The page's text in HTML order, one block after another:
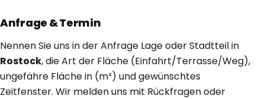
Anfrage & Termin
Nennen Sie uns in der Anfrage Lage oder Stadtteil in
Rostock, die Art der Fläche (Einfahrt/Terrasse/Weg),
ungefähre Fläche in (m²) und gewünschtes
Zeitfenster. Wir melden uns mit Rückfragen oder